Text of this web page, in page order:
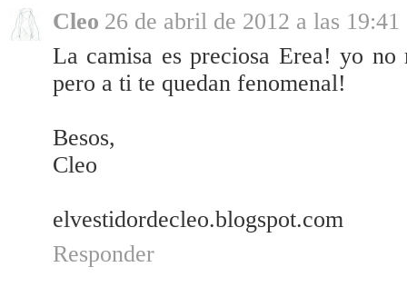
Cleo 26 de abril de 2012 a las 19:41
La camisa es preciosa Erea! yo no
pero a ti te quedan fenomenal!
Besos,
Cleo
elvestidordecleo.blogspot.com
Responder